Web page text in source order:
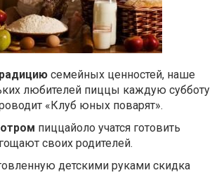
семейных ценностей, наше
любителей пиццы каждую субботу
«Клуб юных поварят».
пиццайоло учатся готовить
своих родителей.
детскими руками скидка